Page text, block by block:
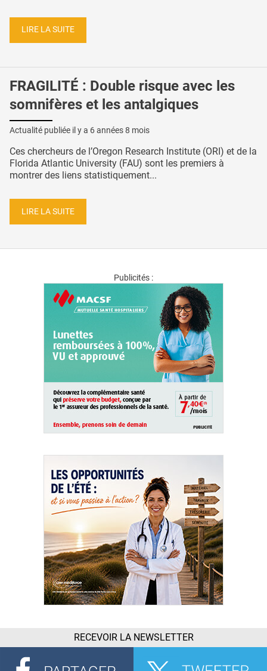
LIRE LA SUITE
FRAGILITÉ : Double risque avec les
somnifères et les antalgiques
Actualité publiée il y a 6 années 8 mois
Ces chercheurs de l’Oregon Research Institute (ORI) et de la
Florida Atlantic University (FAU) sont les premiers à
montrer des liens statistiquement...
LIRE LA SUITE
Publicités :
RECEVOIR LA NEWSLETTER